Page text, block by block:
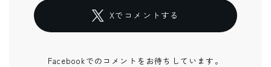
Xでコメントする
Facebookでのコメントをお待ちしています。